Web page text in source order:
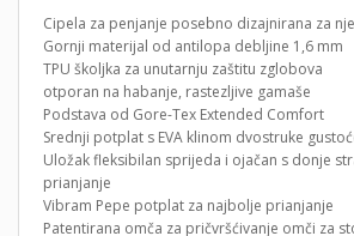
Cipela za penjanje posebno dizajnirana za
Gornji materijal od antilopa debljine 1,6 mm
TPU školjka za unutarnju zaštitu zglobova
otporan na habanje, rastezljive gamaše
Podstava od Gore-Tex Extended Comfort
Srednji potplat s EVA klinom dvostruke
Uložak fleksibilan sprijeda i ojačan s donje
prianjanje
Vibram Pepe potplat za najbolje prianjanje
Patentirana omča za pričvršćivanje omči za